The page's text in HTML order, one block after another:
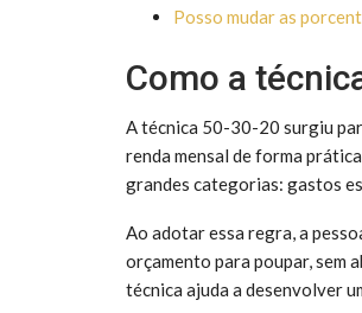
Posso mudar as
Como a
A técnica 50-30-20 surgiu
renda mensal de forma
grandes categorias: gastos
Ao adotar essa regra, a
orçamento para poupar, sem
técnica ajuda a desenvolver